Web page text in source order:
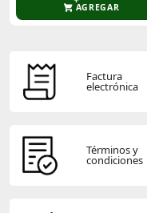
AGREGAR
Factura
electrónica
Términos y
condiciones